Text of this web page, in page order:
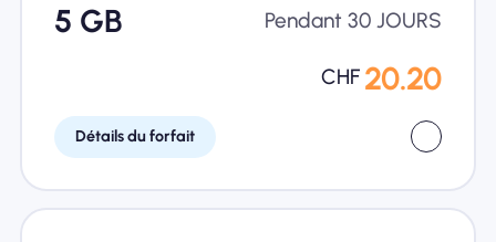
5 GB Pendant 30 JOURS
CHF 20.20
Détails du forfait